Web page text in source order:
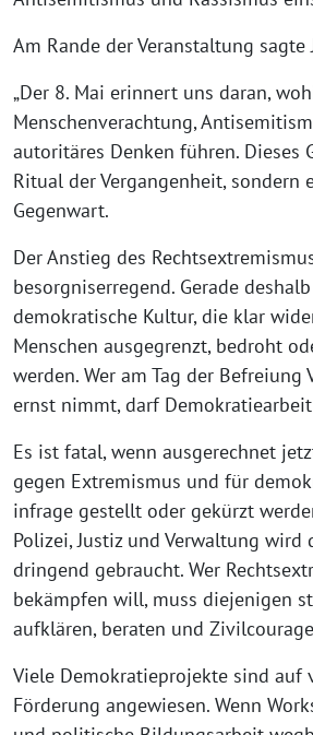
Am Rande der Veranstaltung sagte
„Der 8. Mai erinnert uns daran,
Menschenverachtung,
autoritäres Denken führen. Dieses
Ritual der Vergangenheit, sondern
Gegenwart.
Der Anstieg des
besorgniserregend. Gerade
demokratische Kultur, die klar
Menschen ausgegrenzt, bedroht
werden. Wer am Tag der Befreiung
ernst nimmt, darf
Es ist fatal, wenn ausgerechnet
gegen Extremismus und für
infrage gestellt oder gekürzt
Polizei, Justiz und Verwaltung wird
dringend gebraucht. Wer
bekämpfen will, muss diejenigen
aufklären, beraten und
Viele Demokratieprojekte sind auf
Förderung angewiesen. Wenn